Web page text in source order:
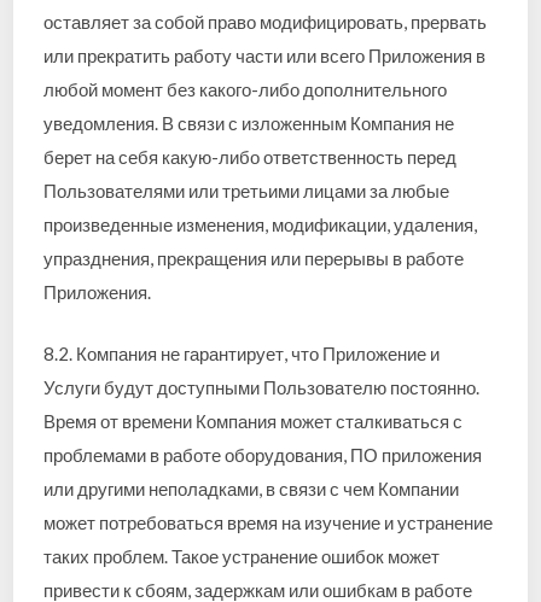
оставляет за собой право модифицировать, прервать
или прекратить работу части или всего Приложения в
любой момент без какого-либо дополнительного
уведомления. В связи с изложенным Компания не
берет на себя какую-либо ответственность перед
Пользователями или третьими лицами за любые
произведенные изменения, модификации, удаления,
упразднения, прекращения или перерывы в работе
Приложения.
8.2. Компания не гарантирует, что Приложение и
Услуги будут доступными Пользователю постоянно.
Время от времени Компания может сталкиваться с
проблемами в работе оборудования, ПО приложения
или другими неполадками, в связи с чем Компании
может потребоваться время на изучение и устранение
таких проблем. Такое устранение ошибок может
привести к сбоям, задержкам или ошибкам в работе